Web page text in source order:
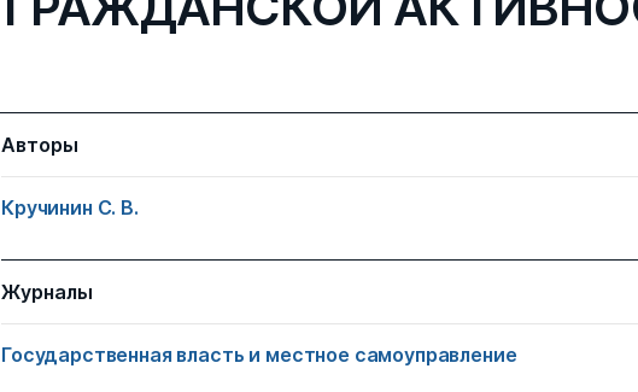
Авторы
Кручинин С. В.
Журналы
Государственная власть и местное самоуправление